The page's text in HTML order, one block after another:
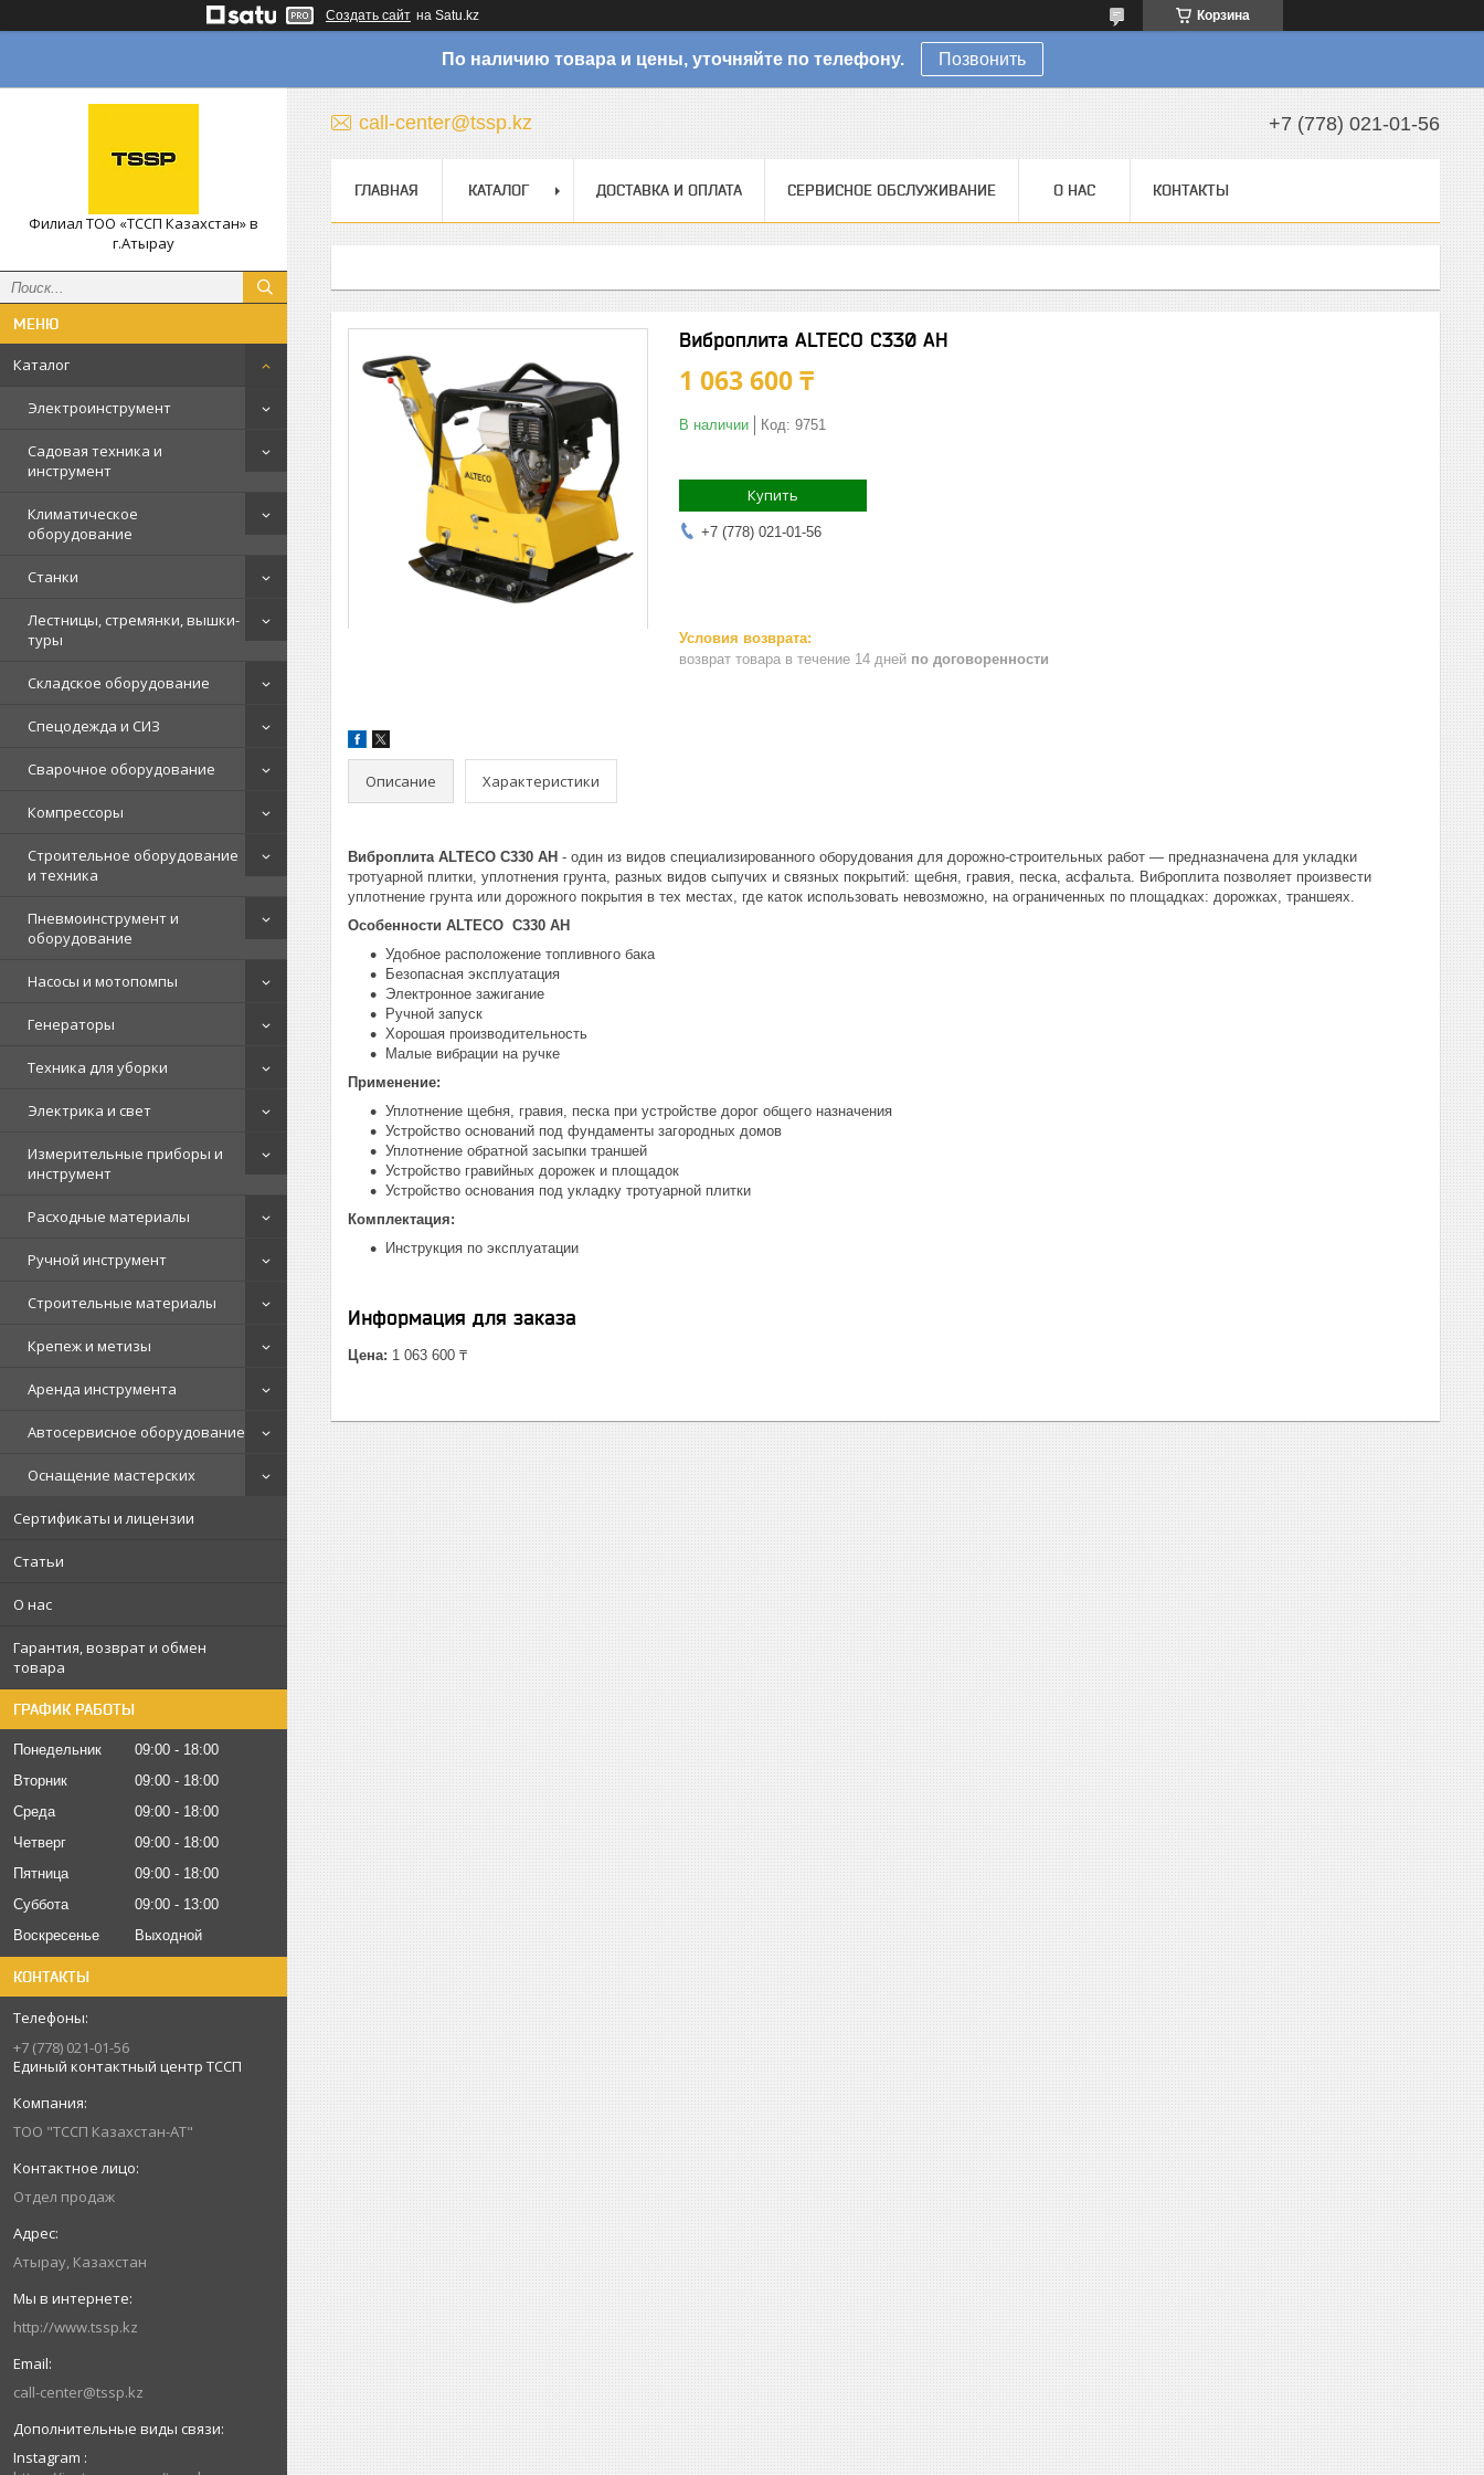
Создать сайт на Satu.kz Корзина
По наличию товара и цены, уточняйте по телефону. Позвонить
Филиал ТОО «ТССП Казахстан» в
г.Атырау
Каталог
Электроинструмент
Садовая техника и
инструмент
Климатическое
оборудование
Станки
Лестницы, стремянки, вышки-
туры
Складское оборудование
Спецодежда и СИЗ
Сварочное оборудование
Компрессоры
Строительное оборудование
и техника
Пневмоинструмент и
оборудование
Насосы и мотопомпы
Генераторы
Техника для уборки
Электрика и свет
Измерительные приборы и
инструмент
Расходные материалы
Ручной инструмент
Строительные материалы
Крепеж и метизы
Аренда инструмента
Автосервисное оборудование
Оснащение мастерских
Сертификаты и лицензии
Статьи
О нас
Гарантия, возврат и обмен
товара
ГРАФИК РАБОТЫ
Понедельник 09:00
18:00
Вторник
09:00
18:00
Среда
09:00
18:00
Четверг
09:00
18:00
Пятница
09:00
18:00
Суббота
09:00
13:00
Воскресенье
Выходной
КОНТАКТЫ
+7 (778) 021-01-56
Единый контактный центр ТССП
ТОО "ТССП Казахстан-АТ"
Отдел продаж
Атырау, Казахстан
http://www.tssp.kz
call-center@tssp.kz
Instagram
call-center@tssp.kz +7 (778) 021-01-56
ГЛАВНАЯ КАТАЛОГ ДОСТАВКА И ОПЛАТА СЕРВИСНОЕ ОБСЛУЖИВАНИЕ О НАС КОНТАКТЫ
Виброплита ALTECO C330 AH
1 063 600 ₸
В наличии Код: 9751
Купить
+7 (778) 021-01-56
возврат товара в течение 14 дней по договоренности
Описание Характеристики
Виброплита ALTECO C330 AH - один из видов специализированного оборудования для дорожно-строительных работ — предназначена для укладки
тротуарной плитки, уплотнения грунта, разных видов сыпучих и связных покрытий: щебня, гравия, песка, асфальта. Виброплита позволяет произвести
уплотнение грунта или дорожного покрытия в тех местах, где каток использовать невозможно, на ограниченных по площадках: дорожках, траншеях.
Особенности ALTECO C330 AH
Удобное расположение топливного бака
Безопасная эксплуатация
Электронное зажигание
Ручной запуск
Хорошая производительность
Малые вибрации на ручке
Применение:
Уплотнение щебня, гравия, песка при устройстве дорог общего назначения
Устройство оснований под фундаменты загородных домов
Уплотнение обратной засыпки траншей
Устройство гравийных дорожек и площадок
Устройство основания под укладку тротуарной плитки
Комплектация:
Инструкция по эксплуатации
Информация для заказа
Цена: 1 063 600 ₸